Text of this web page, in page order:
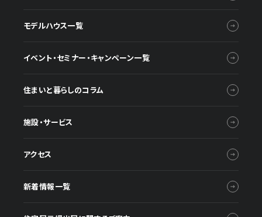
モデルハウス一覧
イベント・セミナー・キャンペーン一覧
住まいと暮らしのコラム
施設・サービス
アクセス
新着情報一覧